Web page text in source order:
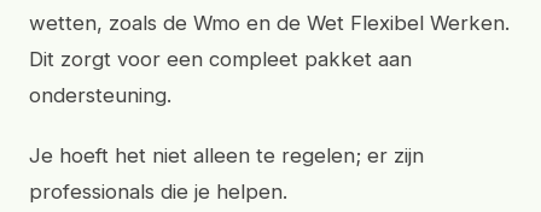
wetten, zoals de Wmo en de Wet Flexibel Werken.
Dit zorgt voor een compleet pakket aan
ondersteuning.
Je hoeft het niet alleen te regelen; er zijn
professionals die je helpen.